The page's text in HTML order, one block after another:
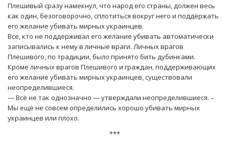
Плешивый сразу намекнул, что народ его страны, должен весь
как один, безоговорочно, сплотиться вокруг него и поддержать
его желание убивать мирных украинцев.
Все, кто не поддерживал его желание убивать автоматически
записывались к нему в личные враги. Личных врагов
Плешивого, по традиции, было принято бить дубинками.
Кроме личных врагов Плешивого и граждан, поддерживающих
его желание убивать мирных украинцев, существовали
неопределившиеся.
— Всё не так однозначно — утверждали неопределившиеся. –
Мы еще не совсем определились хорошо убивать мирных
украинцев или плохо.
***